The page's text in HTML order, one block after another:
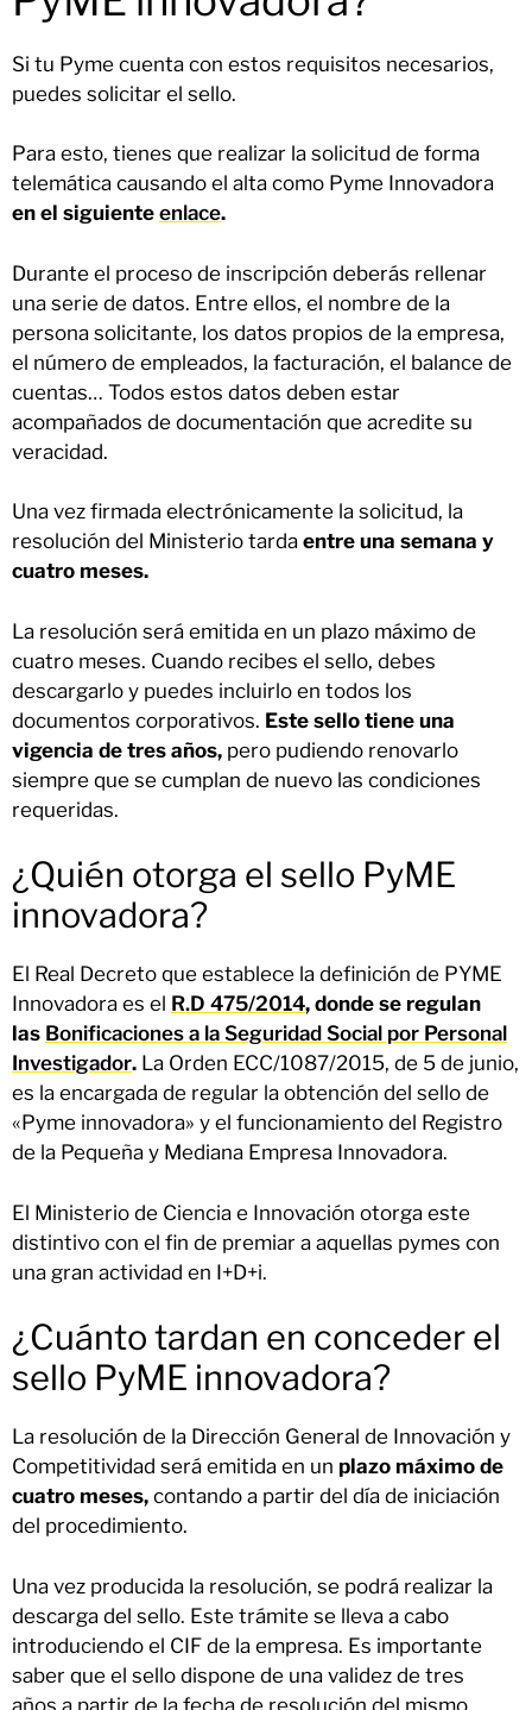
Si tu Pyme cuenta con estos requisitos necesarios,
puedes solicitar el sello.
Para esto, tienes que realizar la solicitud de forma
telemática causando el alta como Pyme Innovadora
en el siguiente enlace.
Durante el proceso de inscripción deberás rellenar
una serie de datos. Entre ellos, el nombre de la
persona solicitante, los datos propios de la empresa,
el número de empleados, la facturación, el balance de
cuentas… Todos estos datos deben estar
acompañados de documentación que acredite su
veracidad.
Una vez firmada electrónicamente la solicitud, la
resolución del Ministerio tarda entre una semana y
cuatro meses.
La resolución será emitida en un plazo máximo de
cuatro meses. Cuando recibes el sello, debes
descargarlo y puedes incluirlo en todos los
documentos corporativos. Este sello tiene una
vigencia de tres años, pero pudiendo renovarlo
siempre que se cumplan de nuevo las condiciones
requeridas.
¿Quién otorga el sello PyME
innovadora?
El Real Decreto que establece la definición de PYME
Innovadora es el R.D 475/2014, donde se regulan
las Bonificaciones a la Seguridad Social por Personal
Investigador. La Orden ECC/1087/2015, de 5 de junio,
es la encargada de regular la obtención del sello de
«Pyme innovadora» y el funcionamiento del Registro
de la Pequeña y Mediana Empresa Innovadora.
El Ministerio de Ciencia e Innovación otorga este
distintivo con el fin de premiar a aquellas pymes con
una gran actividad en I+D+i.
¿Cuánto tardan en conceder el
sello PyME innovadora?
La resolución de la Dirección General de Innovación y
Competitividad será emitida en un plazo máximo de
cuatro meses, contando a partir del día de iniciación
del procedimiento.
Una vez producida la resolución, se podrá realizar la
descarga del sello. Este trámite se lleva a cabo
introduciendo el CIF de la empresa. Es importante
saber que el sello dispone de una validez de tres
años a partir de la fecha de resolución del mismo.